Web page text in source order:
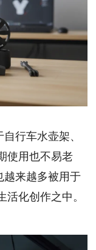
行车水壶架、
使用也不易老
越来越多被用于
化创作之中。